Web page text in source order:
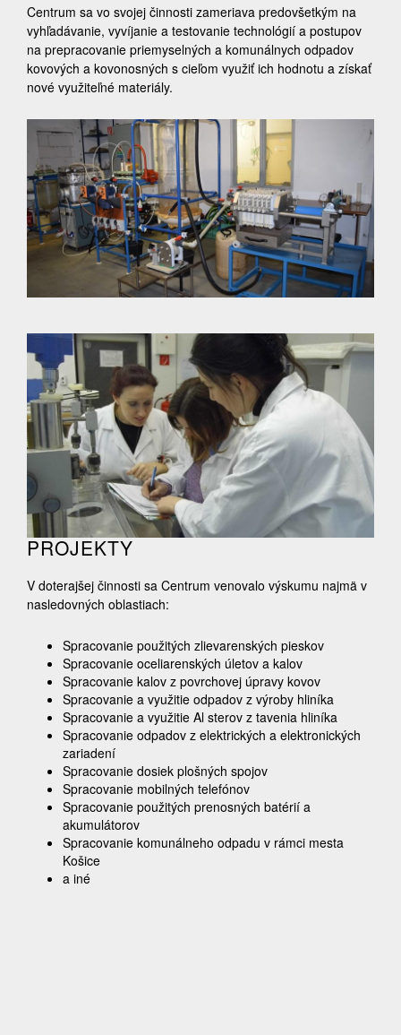
Centrum sa vo svojej činnosti zameriava predovšetkým na
vyhľadávanie, vyvíjanie a testovanie technológií a postupov
na prepracovanie priemyselných a komunálnych odpadov
kovových a kovonosných s cieľom využiť ich hodnotu a získať
nové využiteľné materiály.
PROJEKTY
V doterajšej činnosti sa Centrum venovalo výskumu najmä v
nasledovných oblastiach:
Spracovanie použitých zlievarenských pieskov
Spracovanie oceliarenských úletov a kalov
Spracovanie kalov z povrchovej úpravy kovov
Spracovanie a využitie odpadov z výroby hliníka
Spracovanie a využitie Al sterov z tavenia hliníka
Spracovanie odpadov z elektrických a elektronických
zariadení
Spracovanie dosiek plošných spojov
Spracovanie mobilných telefónov
Spracovanie použitých prenosných batérií a
akumulátorov
Spracovanie komunálneho odpadu v rámci mesta
Košice
a iné